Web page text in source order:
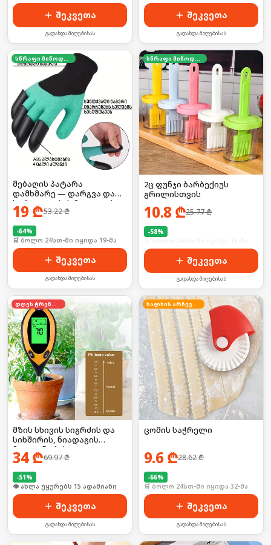
შეკვეთა
გადახდა მიღებისას
შეკვეთა
გადახდა მიღებისას
სწრაფი მიწოდება
მებაღის პატარა
დამხმარე — დარგვა და
სარეველების მოცილება
უმარტივესად!
19 ₾53.22₾
-64%
🛒 ბოლო 24სთ-ში იყიდა 19-მა
შეკვეთა
გადახდა მიღებისას
სწრაფი მიწოდება
2ც ფუნჯი ბარბექიუს
გრილისთვის
10.8 ₾25.77₾
-58%
შეკვეთა
გადახდა მიღებისას
დღეს ტრენდში
მზის სხივის სიგრძის და
სიხშირის, ნიადაგის
მჟავიანობის,
ტემპერატურის საზომი
34₾69.97₾
-51%
🛒 ბოლო 24სთ-ში იყიდა 23-მა
შეკვეთა
გადახდა მიღებისას
ხალხის არჩევანი
ცომის საჭრელი
9.6 ₾28.62₾
-66%
🛒 ბოლო 24სთ-ში იყიდა 32-მა
შეკვეთა
გადახდა მიღებისას